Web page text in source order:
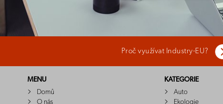
Proč využívat Industry-EU?
MENU
Domů
O nás
KATEGORIE
Auto
Ekologie